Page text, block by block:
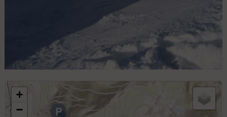
Départ dans le couloir
+
−